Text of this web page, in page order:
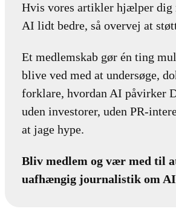
Hvis vores artikler hjælper dig
AI lidt bedre, så overvej at
Et medlemskab gør én ting
blive ved med at undersøge,
forklare, hvordan AI påvirker
uden investorer, uden PR-
at jage hype.
Bliv medlem og vær med til
uafhængig journalistik om